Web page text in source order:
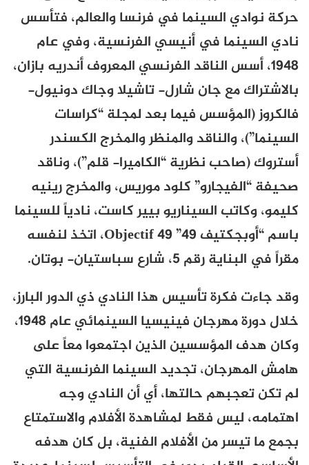
حركة نوادي السينما في فرنسا والعالم، فتأسس
نادي السينما في أنيسي الفرنسية، وفي عام
1948، أسس الناقد الفرنسي المعروف أندريه بازان،
بالاشتراك مع جان شارل- تاشيلا وجاك دونيول-
فالكروز (المؤسس فيما بعد لمجلة “كراسات
السينما”)، والناقد والمنظر والمخرج الكسندر
أستروك (صاحب نظرية “الكاميرا- قلم”)، وناقد
صحيفة “الفيجارو” كلود موريس، والمخرج رينيه
كليمو، وكاتب السيناريو بيير كاست، نادياً للسينما
باسم “أوبجكتيف 49”
Objectif 49، اتخذ لنفسه
مقراً في البناية رقم 5، شارع سباستيان- بوتان.
وقد جاءت فكرة تأسيس هذا النادي ذي الدور البارز،
خلال دورة مهرجان فينيسيا السينمائي عام 1948،
وكان هدف المؤسسين الذين اجتمعوا معاً على
هامش المهرجان، تجديد السينما الفرنسية التي
لم تكن تعجبهم حالتها، أي أن النادي وجه
اهتمامه، ليس فقط لمشاهدة الأفلام والاستمتاع
بجمع ما تيسر من الأفلام الفنية، بل كان هدفه